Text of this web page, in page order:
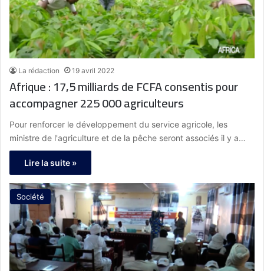
La rédaction 19 avril 2022
Afrique : 17,5 milliards de FCFA consentis pour
accompagner 225 000 agriculteurs
Pour renforcer le développement du service agricole, les
ministre de l'agriculture et de la pêche seront associés il y a…
Lire la suite »
Société